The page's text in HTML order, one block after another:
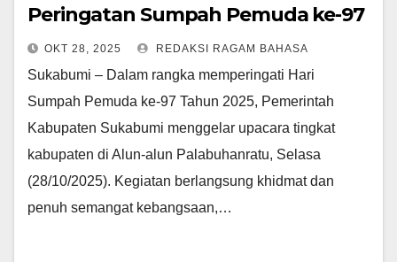
Peringatan Sumpah Pemuda ke-97
OKT 28, 2025 REDAKSI RAGAM BAHASA
Sukabumi – Dalam rangka memperingati Hari
Sumpah Pemuda ke-97 Tahun 2025, Pemerintah
Kabupaten Sukabumi menggelar upacara tingkat
kabupaten di Alun-alun Palabuhanratu, Selasa
(28/10/2025). Kegiatan berlangsung khidmat dan
penuh semangat kebangsaan,…